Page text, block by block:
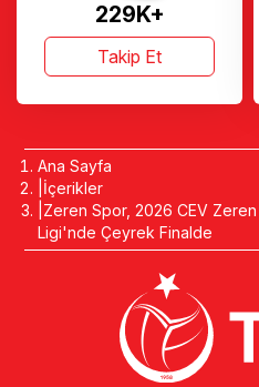
229K+
Takip Et
Ana Sayfa
İçerikler
Zeren Spor, 2026 CEV
Ligi'nde Çeyrek Finalde